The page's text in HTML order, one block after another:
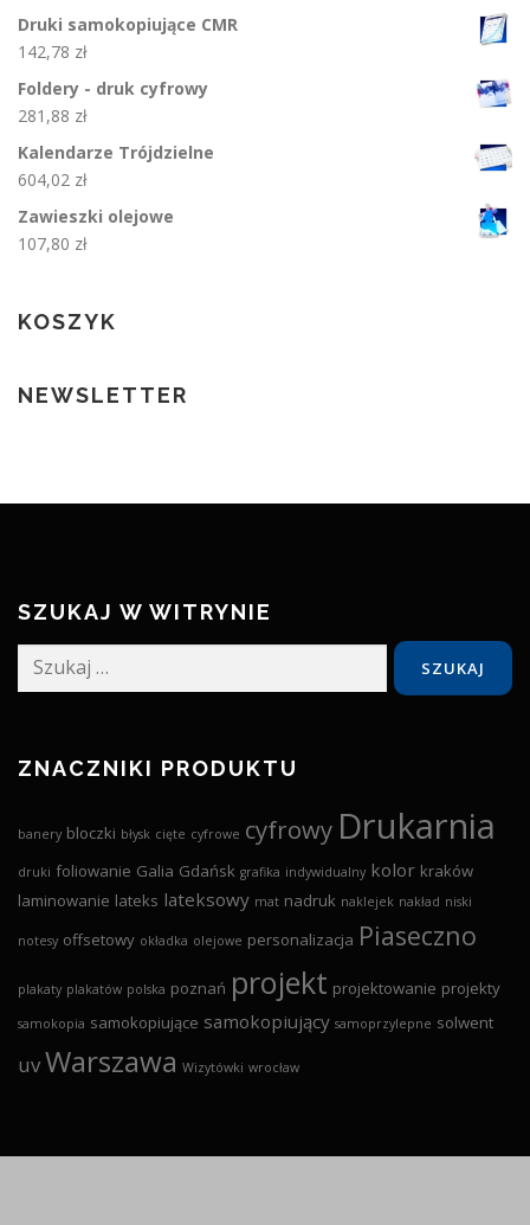
Druki samokopiujące CMR
142,78 zł
Foldery - druk cyfrowy
281,88 zł
Kalendarze Trójdzielne
604,02 zł
Zawieszki olejowe
107,80 zł
KOSZYK
NEWSLETTER
SZUKAJ W WITRYNIE
Szukaj:
ZNACZNIKI PRODUKTU
banery bloczki błysk cięte cyfrowe cyfrowy Drukarnia
druki foliowanie Galia Gdańsk grafika indywidualny kolor kraków
laminowanie lateks lateksowy mat nadruk naklejek nakład niski
notesy offsetowy okładka olejowe personalizacja Piaseczno
plakaty plakatów polska poznań projekt projektowanie projekty
samokopia samokopiujące samokopiujący samoprzylepne solwent
uvWarszawa Wizytówki wrocław